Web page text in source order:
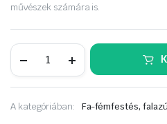
művészek számára is.
Dupli
Next
Levander
A kategóriában: Fa-fémfestés,